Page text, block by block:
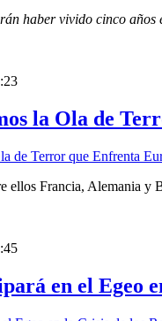
haber vivido cinco años
la Ola de
ellos Francia, Alemania y
en el Egeo